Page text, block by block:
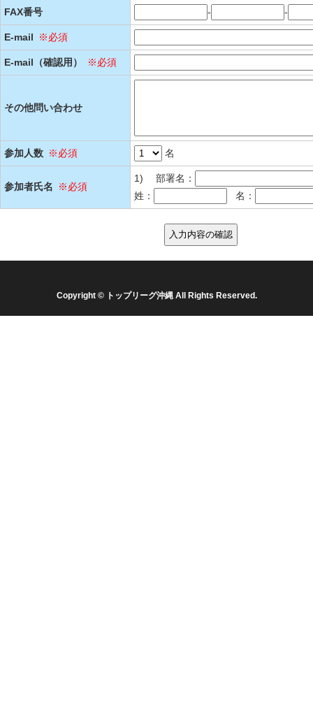
FAX番号 - -
E-mail ※必須
E-mail（確認用） ※必須
その他問い合わせ
参加人数 ※必須 名
参加者氏名 ※必須
1) 部署名：
姓：
名：
Copyright © トップリーグ沖縄 All Rights Reserved.